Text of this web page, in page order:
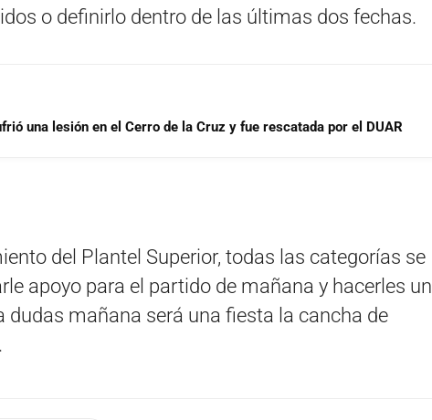
o definirlo dentro de las últimas dos fechas.
una lesión en el Cerro de la Cruz y fue rescatada por el DUAR
del Plantel Superior, todas las categorías se
apoyo para el partido de mañana y hacerles un
dudas mañana será una fiesta la cancha de